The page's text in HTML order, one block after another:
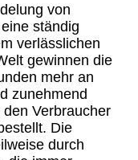
von
ständig
verlässlichen
gewinnen die
mehr an
zunehmend
Verbraucher
Die
durch